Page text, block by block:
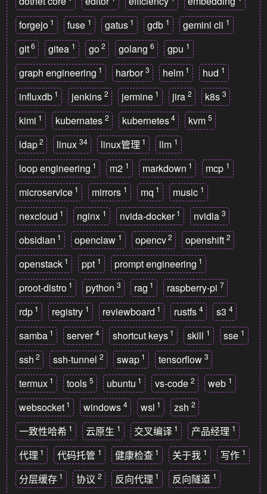
forgejo 1 fuse 1 gatus 1 gdb 1 gemini cli 1
git 6 gitea 1 go 2 golang 6 gpu 1
graph engineering 1 harbor 3 helm 1 hud 1
influxdb 1 jenkins 2 jermine 1 jira 2 k8s 3
kimi 1 kubernates 2 kubernetes 4 kvm 5
ldap 2 linux 34 linux管理 1 llm 1
loop engineering 1 m2 1 markdown 1 mcp 1
microservice 1 mirrors 1 mq 1 music 1
nexcloud 1 nginx 1 nvida-docker 1 nvidia 3
obsidian 1 openclaw 1 opencv 2 openshift 2
openstack 1 ppt 1 prompt engineering 1
proot-distro 1 python 3 rag 1 raspberry-pi 7
rdp 1 registry 1 reviewboard 1 rustfs 4 s3 4
samba 1 server 4 shortcut keys 1 skill 1 sse 1
ssh 2 ssh-tunnel 2 swap 1 tensorflow 3
termux 1 tools 5 ubuntu 1 vs-code 2 web 1
websocket 1 windows 4 wsl 1 zsh 2
一致性哈希 1 云原生 1 交叉编译 1 产品经理 1
代理 1 代码托管 1 健康检查 1 关于我 1 写作 1
分层缓存 1 协议 2 反向代理 1 反向隧道 1